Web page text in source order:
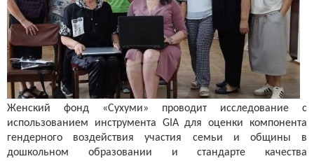
Женский фонд «Сухуми» проводит исследование с
использованием инструмента GIA для оценки компонента
гендерного воздействия участия семьи и общины в
дошкольном образовании и стандарте качества